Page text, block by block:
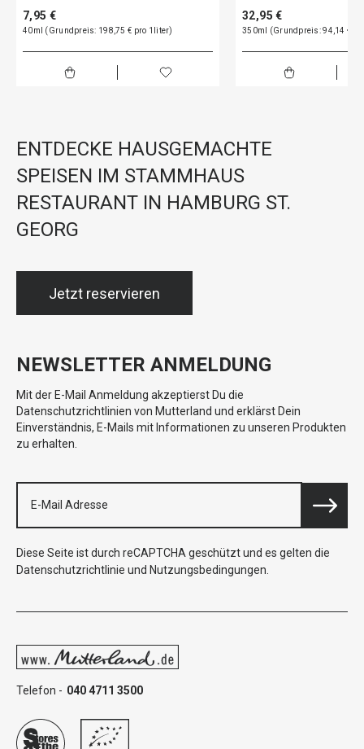
7,95 €
40ml (Grundpreis: 198,75 € pro 1liter)
32,95 €
350ml (Grundpreis: 94,14 €
ENTDECKE HAUSGEMACHTE
SPEISEN IM STAMMHAUS
RESTAURANT IN HAMBURG ST.
GEORG
Jetzt reservieren
NEWSLETTER ANMELDUNG
Mit der E-Mail Anmeldung akzeptierst Du die
Datenschutzrichtlinien von Mutterland und erklärst Dein
Einverständnis, E-Mails mit Informationen zu unseren Produkten
zu erhalten.
Diese Seite ist durch reCAPTCHA geschützt und es gelten die
Datenschutzrichtlinie und Nutzungsbedingungen
Telefon - 040 4711 3500